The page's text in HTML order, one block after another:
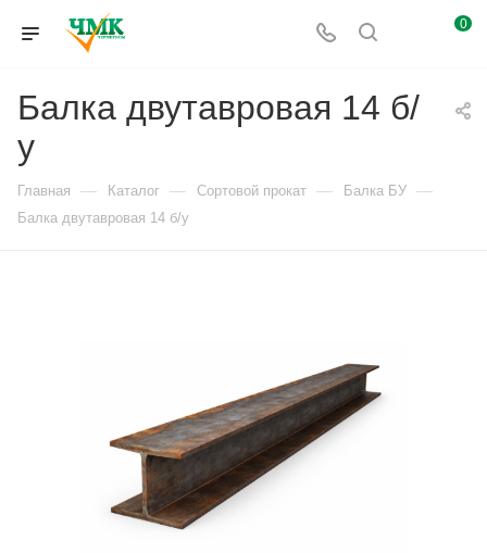
0
Балка двутавровая 14 б/
у
Главная — Каталог — Сортовой прокат — Балка БУ —
Балка двутавровая 14 б/у